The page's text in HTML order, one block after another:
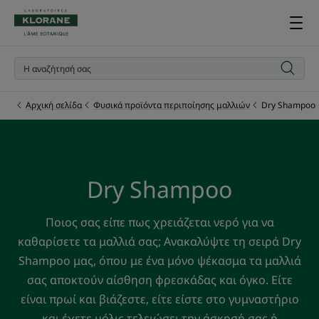
Αρχική σελίδα Φυσικά προϊόντα περιποίησης μαλλιών Dry Shampoo
Dry Shampoo
Ποιος σας είπε πως χρειάζεται νερό για να
καθαρίσετε τα μαλλιά σας; Ανακαλύψτε τη σειρά Dry
Shampoo μας, όπου με ένα μόνο ψέκασμα τα μαλλιά
σας αποκτούν αίσθηση φρεσκάδας και όγκο. Είτε
είναι πρωί και βιάζεστε, είτε είστε στο γυμναστήριο